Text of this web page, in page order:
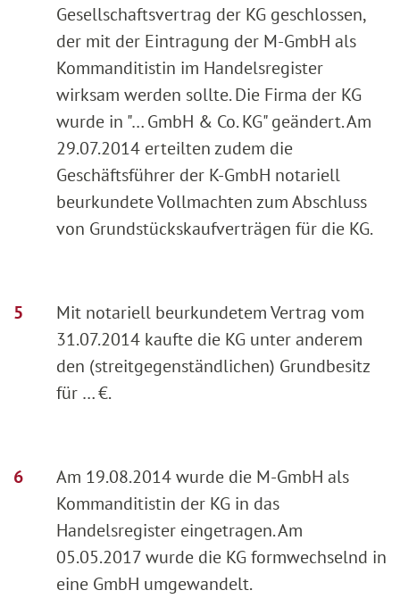
Gesellschaftsvertrag der KG geschlossen,
der mit der Eintragung der M-GmbH als
Kommanditistin im Handelsregister
wirksam werden sollte. Die Firma der KG
wurde in "… GmbH & Co. KG" geändert. Am
29.07.2014 erteilten zudem die
Geschäftsführer der K-GmbH notariell
beurkundete Vollmachten zum Abschluss
von Grundstückskaufverträgen für die KG.
Mit notariell beurkundetem Vertrag vom
31.07.2014 kaufte die KG unter anderem
den (streitgegenständlichen) Grundbesitz
für … €.
Am 19.08.2014 wurde die M-GmbH als
Kommanditistin der KG in das
Handelsregister eingetragen. Am
05.05.2017 wurde die KG formwechselnd in
eine GmbH umgewandelt.